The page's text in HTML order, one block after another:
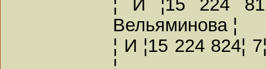
Вельяминова ¦
¦ И ¦15 224 824¦